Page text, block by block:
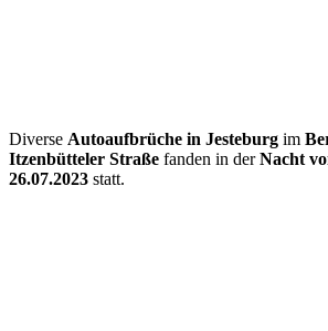
Diverse Autoaufbrüche in Jesteburg im
Itzenbütteler Straße fanden in derNacht
26.07.2023 statt.